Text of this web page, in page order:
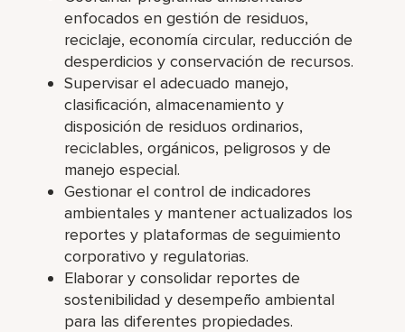
enfocados en gestión de residuos,
reciclaje, economía circular, reducción de
desperdicios y conservación de recursos.
Supervisar el adecuado manejo,
clasificación, almacenamiento y
disposición de residuos ordinarios,
reciclables, orgánicos, peligrosos y de
manejo especial.
Gestionar el control de indicadores
ambientales y mantener actualizados los
reportes y plataformas de seguimiento
corporativo y regulatorias.
Elaborar y consolidar reportes de
sostenibilidad y desempeño ambiental
para las diferentes propiedades.